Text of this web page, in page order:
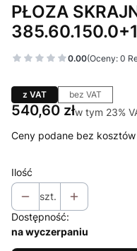
PŁOZA
0.00(Oceny: 0
z VAT bez VAT
Cena
540,60 złw tym 23%
w tym 23%
Ceny podane bez
Ilość
szt.
Dostępność:
na wyczerpaniu